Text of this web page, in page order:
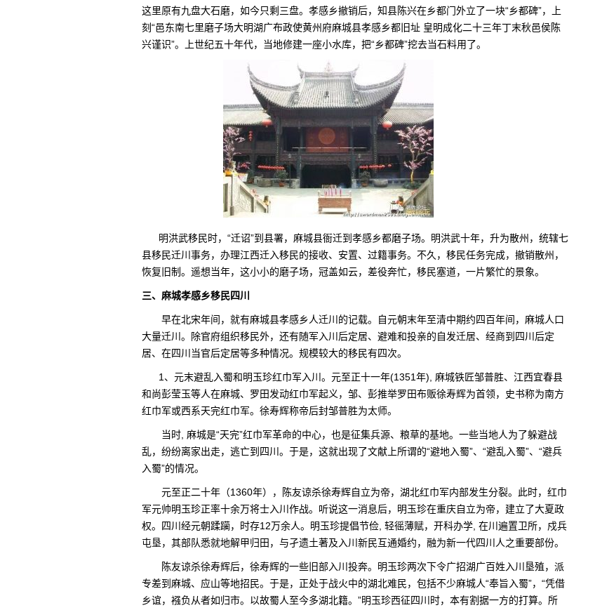
这里原有九盘大石磨，如今只剩三盘。孝感乡撤销后，知县陈兴在乡都门外立了一块“乡都碑”，上
刻“邑东南七里磨子场大明湖广布政使黄州府麻城县孝感乡都旧址 皇明成化二十三年丁末秋邑侯陈
兴谨识”。上世纪五十年代，当地修建一座小水库，把“乡都碑”挖去当石料用了。
明洪武移民时，“迁诏”到县署，麻城县衙迁到孝感乡都磨子场。明洪武十年，升为散州，统辖七
县移民迁川事务，办理江西迁入移民的接收、安置、过籍事务。不久，移民任务完成，撤销散州，
恢复旧制。遥想当年，这小小的磨子场，冠盖如云，差役奔忙，移民塞道，一片繁忙的景象。
三、麻城孝感乡移民四川
早在北宋年间，就有麻城县孝感乡人迁川的记载。自元朝末年至清中期约四百年间，麻城人口
大量迁川。除官府组织移民外，还有随军入川后定居、避难和投亲的自发迁居、经商到四川后定
居、在四川当官后定居等多种情况。规模较大的移民有四次。
1、元末避乱入蜀和明玉珍红巾军入川。元至正十一年(1351年), 麻城铁匠邹普胜、江西宜春县
和尚彭莹玉等人在麻城、罗田发动红巾军起义，邹、彭推举罗田布贩徐寿辉为首领，史书称为南方
红巾军或西系天完红巾军。徐寿辉称帝后封邹普胜为太师。
当时, 麻城是“天完”红巾军革命的中心，也是征集兵源、粮草的基地。一些当地人为了躲避战
乱，纷纷离家出走，逃亡到四川。于是，这就出现了文献上所谓的“避地入蜀”、“避乱入蜀”、“避兵
入蜀”的情况。
元至正二十年（1360年），陈友谅杀徐寿辉自立为帝，湖北红巾军内部发生分裂。此时，红巾
军元帅明玉珍正率十余万将士入川作战。听说这一消息后，明玉珍在重庆自立为帝，建立了大夏政
权。四川经元朝蹂躏，时存12万余人。明玉珍提倡节俭, 轻徭薄赋，开科办学, 在川遍置卫所，戍兵
屯垦，其部队悉就地解甲归田，与孑遗土著及入川新民互通婚约，融为新一代四川人之重要部份。
陈友谅杀徐寿辉后，徐寿辉的一些旧部入川投奔。明玉珍两次下令广招湖广百姓入川垦殖，派
专差到麻城、应山等地招民。于是，正处于战火中的湖北难民，包括不少麻城人“奉旨入蜀”，“凭借
乡谊，襁负从者如归市。以故蜀人至今多湖北籍。”明玉珍西征四川时，本有割据一方的打算。所